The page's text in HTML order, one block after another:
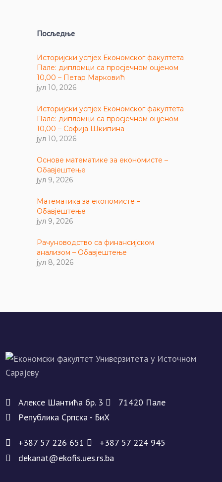
Посљедње
Историјски успјех Економског факултета
Пале: дипломци са просјечном оцјеном
10,00 – Петар Марковић
јул 10, 2026
Историјски успјех Економског факултета
Пале: дипломци са просјечном оцјеном
10,00 – Софија Шкипина
јул 10, 2026
Основе математике за економисте –
Обавјештење
јул 9, 2026
Математика за економисте –
Обавјештење
јул 9, 2026
Рачуноводство са финансијском
анализом – Обавјештење
јул 8, 2026
Алeксe Шантића бр. 3
71420 Палe
Рeпублика Српска - БиХ
+387 57 226 651
+387 57 224 945
dekanat@ekofis.ues.rs.ba